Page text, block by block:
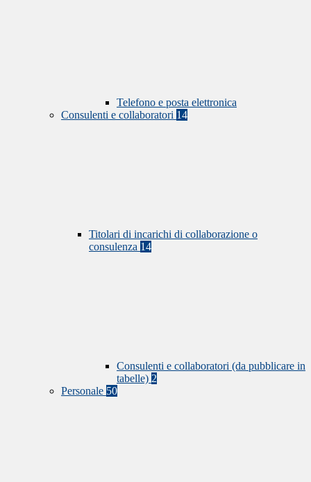
Telefono e posta elettronica
Consulenti e collaboratori 14
Titolari di incarichi di collaborazione o
consulenza 14
Consulenti e collaboratori (da pubblicare in
tabelle) 2
Personale 50